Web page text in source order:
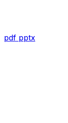
pdf pptx